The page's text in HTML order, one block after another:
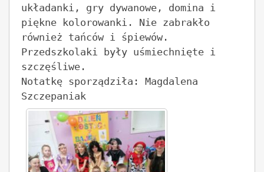
układanki, gry dywanowe, domina i
piękne kolorowanki. Nie zabrakło
również tańców i śpiewów.
Przedszkolaki były uśmiechnięte i
szczęśliwe.
Notatkę sporządziła: Magdalena